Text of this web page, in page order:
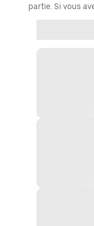
partie. Si vous